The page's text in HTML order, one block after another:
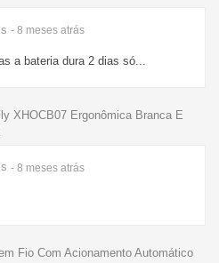
- 8 meses atrás
a bateria dura 2 dias só...
XHOCB07 Ergonômica Branca E
- 8 meses atrás
Fio Com Acionamento Automático